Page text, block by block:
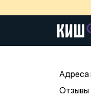
Адреса
Отзывы